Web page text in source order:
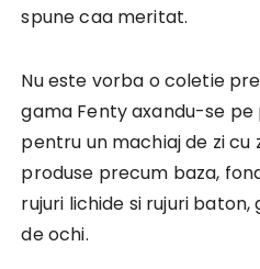
spune caa meritat.
Nu este vorba o coletie
gama Fenty axandu-se pe
pentru un machiaj de zi cu
produse precum baza,
rujuri lichide si rujuri
de ochi.